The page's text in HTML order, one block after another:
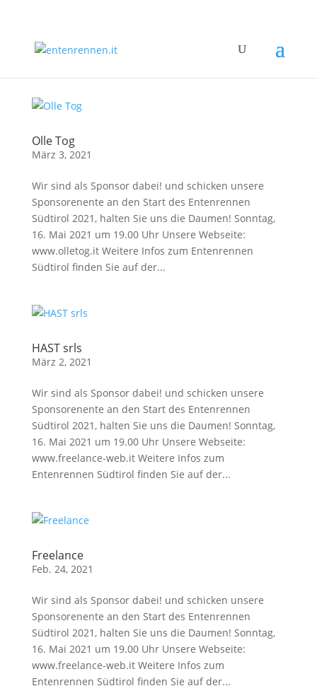
Olle Tog
März 3, 2021
Wir sind als Sponsor dabei! und schicken unsere
Sponsorenente an den Start des Entenrennen
Südtirol 2021, halten Sie uns die Daumen! Sonntag,
16. Mai 2021 um 19.00 Uhr Unsere Webseite:
www.olletog.it Weitere Infos zum Entenrennen
Südtirol finden Sie auf der...
HAST srls
März 2, 2021
Wir sind als Sponsor dabei! und schicken unsere
Sponsorenente an den Start des Entenrennen
Südtirol 2021, halten Sie uns die Daumen! Sonntag,
16. Mai 2021 um 19.00 Uhr Unsere Webseite:
www.freelance-web.it Weitere Infos zum
Entenrennen Südtirol finden Sie auf der...
Freelance
Feb. 24, 2021
Wir sind als Sponsor dabei! und schicken unsere
Sponsorenente an den Start des Entenrennen
Südtirol 2021, halten Sie uns die Daumen! Sonntag,
16. Mai 2021 um 19.00 Uhr Unsere Webseite:
www.freelance-web.it Weitere Infos zum
Entenrennen Südtirol finden Sie auf der...